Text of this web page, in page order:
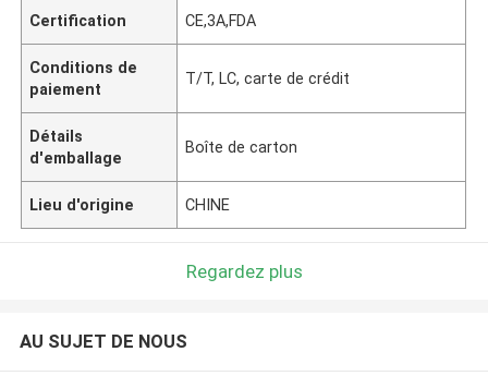
Certification CE,3A,FDA
Conditions de
paiement
T/T, LC, carte de crédit
Détails
d'emballage
Boîte de carton
Lieu d'origine CHINE
Regardez plus
AU SUJET DE NOUS